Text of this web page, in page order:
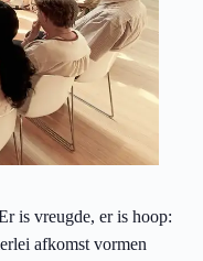
is vreugde, er is hoop:
afkomst vormen